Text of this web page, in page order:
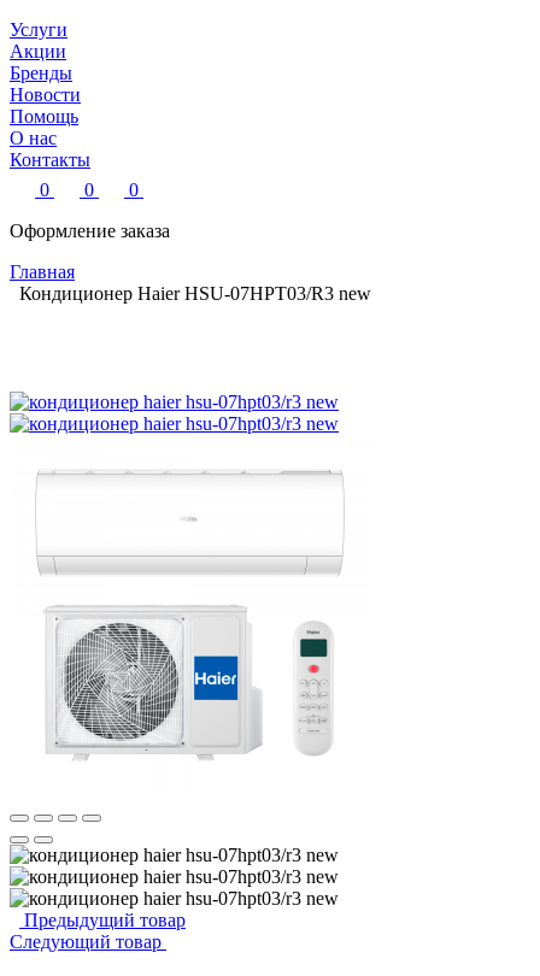
Услуги
Акции
Бренды
Новости
Помощь
О нас
Контакты
0
0
0
Оформление заказа
Главная
Кондиционер Haier HSU-07HPT03/R3 new
Предыдущий товар
Следующий товар